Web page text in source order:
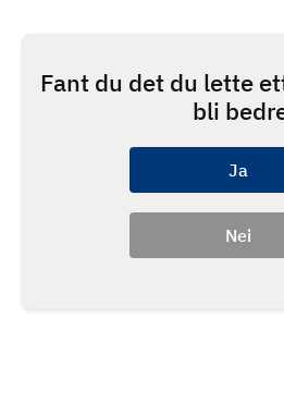
Fant du det du lette
bli